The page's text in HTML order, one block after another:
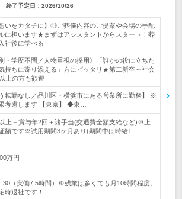
終了予定日： 2026/10/26
想いをカタチに】◎ご葬儀内容のご提案や会場の手配
に担います★まずはアシスタントからスタート！葬
社後に学べる
・学歴不問／人物重視の採用》「誰かの役に立ちた
持ちに寄り添える」方にピッタリ★第二新卒～社会
上の方も歓迎
転勤なし／品川区・横浜市にある営業所に勤務】 ※
考慮します 【東京】 ◆東…
上＋賞与年2回＋諸手当(交通費全額支給など)※上
額です※試用期間3ヶ月あり(期間中は時給1…
万円
30（実働7.5時間）※残業は多くても月10時間程度。
時退社です！